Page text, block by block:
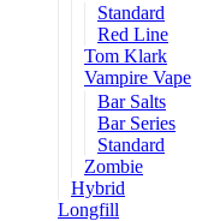
Standard
Red Line
Tom Klark
Vampire Vape
Bar Salts
Bar Series
Standard
Zombie
Hybrid
Longfill